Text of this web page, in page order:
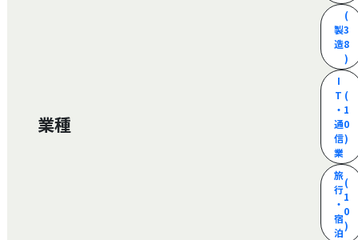
業種
製
造
(
3
8
)
I
T
・
通
信
業
(
1
0
)
旅
行
・
宿
泊
(
1
0
)